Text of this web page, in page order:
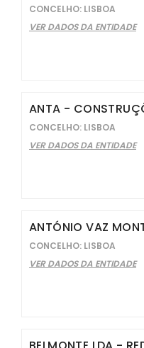
CONCELHO: LISBOA
VER DADOS DA ENTIDADE
ANTA -
CONCELHO: LISBOA
VER DADOS DA ENTIDADE
ANTÓNIO VAZ
CONCELHO: LISBOA
VER DADOS DA ENTIDADE